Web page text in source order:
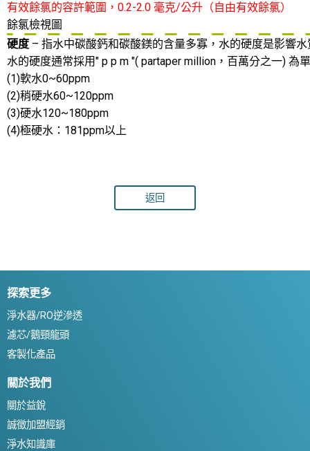
有效餘氯的容許範圍，0.2-2.0 毫克/公升（自由有效餘氯）
餘氯檢視圖
硬度 – 指水中碳酸鈣和碳酸鎂的含量多寡，水的硬度是影響
水的硬度通常採用" p p m "( partaper million，百萬分之一) 為
(1)軟水0~60ppm
(2)稍硬水60~120ppm
(3)硬水120~180ppm
(4)極硬水：181ppm以上
返回
探索更多
淨水器/RO逆滲透
濾芯/鵝頸龍頭
客製化產品
關於我們
關於益銳
誠徵加盟經銷
淨水知識庫